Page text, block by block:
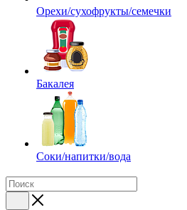
Орехи/сухофрукты/семечки
Бакалея
Соки/напитки/вода